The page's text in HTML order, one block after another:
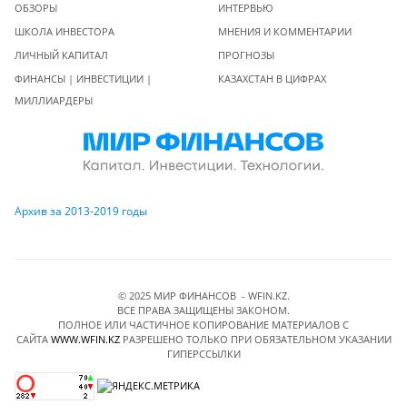
ОБЗОРЫ
ШКОЛА ИНВЕСТОРА
ЛИЧНЫЙ КАПИТАЛ
ФИНАНСЫ | ИНВЕСТИЦИИ |
МИЛЛИАРДЕРЫ
ИНТЕРВЬЮ
МНЕНИЯ И КОММЕНТАРИИ
ПРОГНОЗЫ
КАЗАХСТАН В ЦИФРАХ
Архив за 2013-2019 годы
© 2025 МИР ФИНАНСОВ - WFIN.KZ.
ВСЕ ПРАВА ЗАЩИЩЕНЫ ЗАКОНОМ.
ПОЛНОЕ ИЛИ ЧАСТИЧНОЕ КОПИРОВАНИЕ МАТЕРИАЛОВ C
САЙТА WWW.WFIN.KZРАЗРЕШЕНО ТОЛЬКО ПРИ ОБЯЗАТЕЛЬНОМ УКАЗАНИИ
ГИПЕРССЫЛКИ